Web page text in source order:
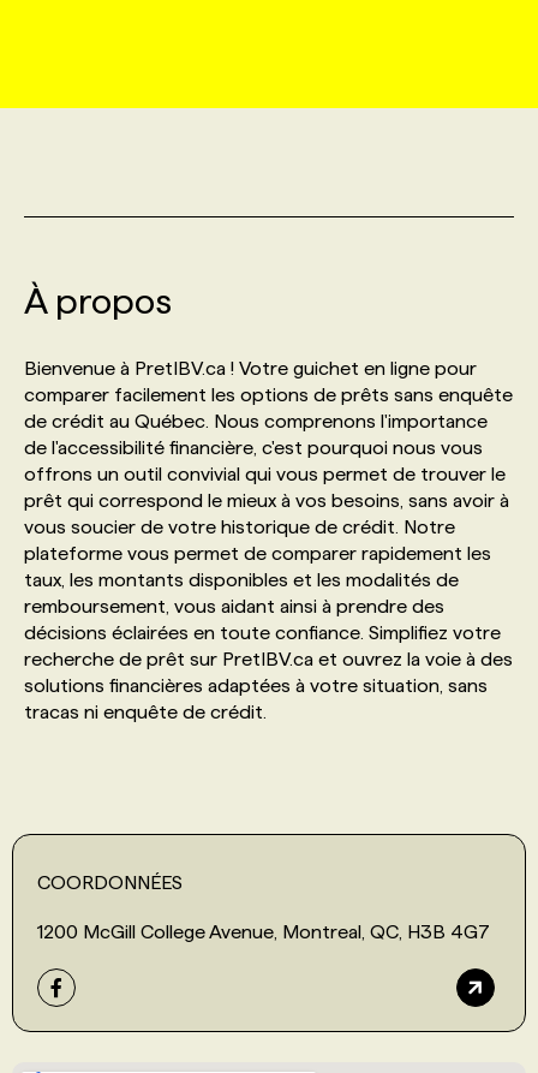
INITIATIVES NUMÉRIQUES
PRIX ET DISTINCTIONS
TENDANCES
MARKETING DURABLE
ÉVÉNEMENTIEL
NOS AUTEUR‧RICES
ANNONCEZ AVEC NOUS
PROFIL ENTREPRISE
FAQ
ANNONCEZ AVEC NOUS
PROFIL CANDIDAT
ANNONCEZ AVEC NOUS
NOS PARCOURS DE FORMATIONS
FORMATIONS PERSONNALISÉES
NOS FORMATEUR‧RICES
POURQUOI CHOISIR NOS FORMATIONS
NOS TARIFS
PROGRAMMES DE SUBVENTIONS
FAQ
SERVICE DE CHASSE DE TÊTE
NOS TARIFS
NOS EXPERTISES
FAQ
ANNONCEZ AVEC NOUS
À propos
Bienvenue à PretIBV.ca ! Votre guichet en ligne pour
comparer facilement les options de prêts sans enquête
de crédit au Québec. Nous comprenons l'importance
de l'accessibilité financière, c'est pourquoi nous vous
offrons un outil convivial qui vous permet de trouver le
prêt qui correspond le mieux à vos besoins, sans avoir à
vous soucier de votre historique de crédit. Notre
plateforme vous permet de comparer rapidement les
taux, les montants disponibles et les modalités de
remboursement, vous aidant ainsi à prendre des
décisions éclairées en toute confiance. Simplifiez votre
recherche de prêt sur PretIBV.ca et ouvrez la voie à des
solutions financières adaptées à votre situation, sans
tracas ni enquête de crédit.
COORDONNÉES
1200 McGill College Avenue, Montreal, QC, H3B 4G7